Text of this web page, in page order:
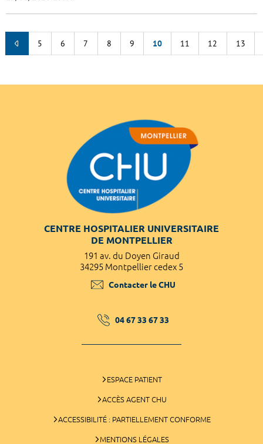
5 6 7 8 9 10 11 12 13
CENTRE HOSPITALIER UNIVERSITAIRE
DE MONTPELLIER
191 av. du Doyen Giraud
34295 Montpellier cedex 5
Contacter le CHU
04 67 33 67 33
ESPACE PATIENT
ACCÈS AGENT CHU
ACCESSIBILITÉ : PARTIELLEMENT CONFORME
MENTIONS LÉGALES